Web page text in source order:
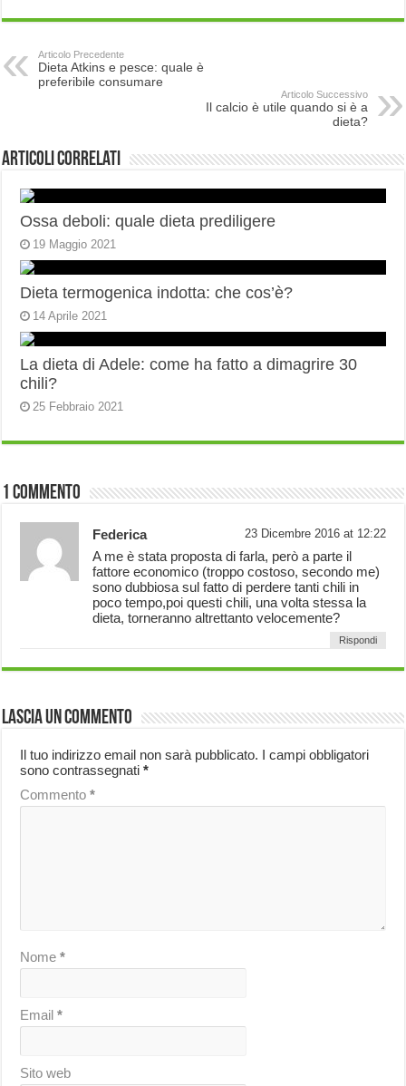
Articolo Precedente
Dieta Atkins e pesce: quale è
preferibile consumare
Articolo Successivo
Il calcio è utile quando si è a
dieta?
Articoli correlati
Ossa deboli: quale dieta prediligere
19 Maggio 2021
Dieta termogenica indotta: che cos’è?
14 Aprile 2021
La dieta di Adele: come ha fatto a dimagrire 30
chili?
25 Febbraio 2021
1 Commento
Federica 23 Dicembre 2016 at 12:22
A me è stata proposta di farla, però a parte il
fattore economico (troppo costoso, secondo me)
sono dubbiosa sul fatto di perdere tanti chili in
poco tempo,poi questi chili, una volta stessa la
dieta, torneranno altrettanto velocemente?
Rispondi
Lascia un commento
Il tuo indirizzo email non sarà pubblicato. I campi obbligatori
sono contrassegnati*
Commento*
Nome*
Email*
Sito web